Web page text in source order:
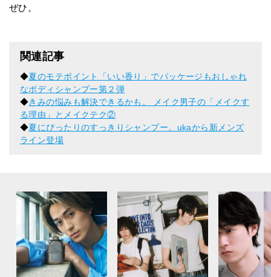
ぜひ。
関連記事
◆夏のモテポイント「いい香り」でパッケージもおしゃれ
なボディシャンプー第２弾
◆きみの悩みも解決できるかも。 メイク男子の「メイクす
る理由」とメイクテク②
◆夏にぴったりのすっきりシャンプー。ukaから新メンズ
ライン登場